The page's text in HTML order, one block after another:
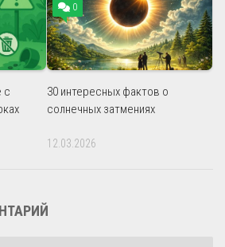
с
0
30 интересных фактов о
солнечных затмениях
12.03.2026